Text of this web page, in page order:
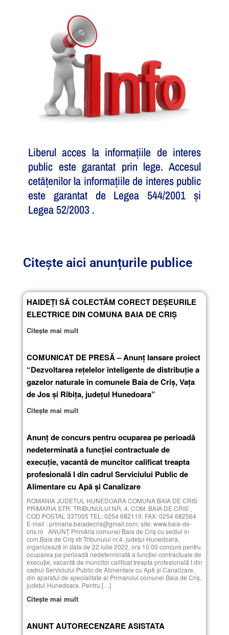
Liberul acces la informațiile de interes
public este garantat prin lege. Accesul
cetățenilor la informațiile de interes public
este garantat de Legea 544/2001 și
Legea 52/2003 .
Citește aici anunțurile publice
HAIDEȚI SĂ COLECTĂM CORECT DEȘEURILE
ELECTRICE DIN COMUNA BAIA DE CRIȘ
Citește mai mult
COMUNICAT DE PRESĂ – Anunț lansare proiect
“Dezvoltarea rețelelor inteligente de distribuție a
gazelor naturale în comunele Baia de Criș, Vața
de Jos și Ribița, județul Hunedoara”
Citește mai mult
Anunț de concurs pentru ocuparea pe perioadă
nedeterminată a funcţiei contractuale de
execuţie, vacantă de muncitor calificat treapta
profesională I din cadrul Serviciului Public de
Alimentare cu Apă și Canalizare
ROMANIA JUDETUL HUNEDOARA COMUNA BAIA DE CRIS
PRIMARIA STR. TRIBUNULUI NR. 4, COM. BAIA DE CRIS ,
COD POSTAL 337005 TEL: 0254 682119, FAX: 0254 682564
E-mail : primaria.baiadecris@gmail.com; site: www.baia-de-
cris.ro ANUNŢ Primăria comunei Baia de Criș cu sediul în
com.Baia de Criș str.Tribunului nr.4, judeţul Hunedoara,
organizează în data de 22 iulie 2022, ora 10.00 concurs pentru
ocuparea pe perioadă nedeterminată a funcţiei contractuale de
execuţie, vacantă de muncitor calificat treapta profesională I din
cadrul Serviciului Public de Alimentare cu Apă și Canalizare,
din aparatul de specialitate al Primarului comunei Baia de Criș,
judeţul Hunedoara. Pentru […]
Citește mai mult
ANUNT AUTORECENZARE ASISTATA